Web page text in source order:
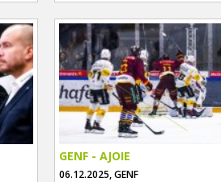
GENF - AJOIE
06.12.2025, GENF